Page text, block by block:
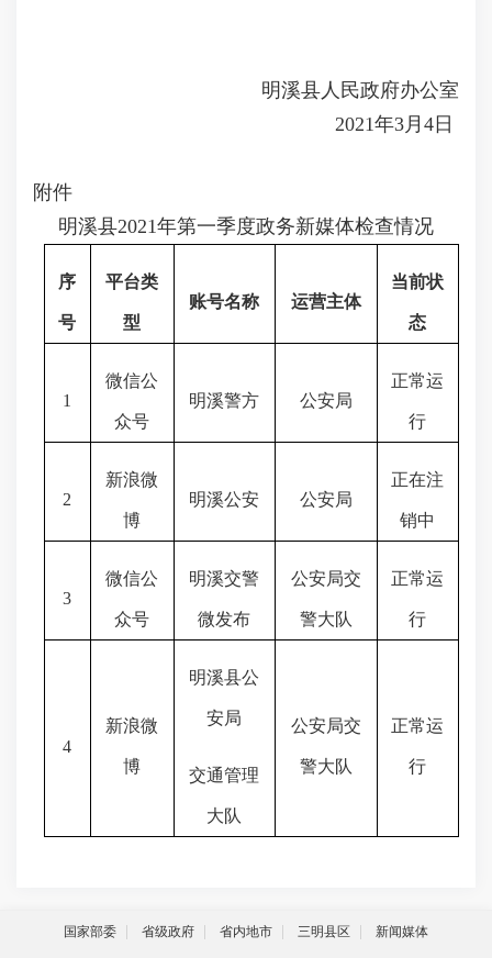
明溪县人民政府办公室
2021年3月4日
附件
明溪县2021年第一季度政务新媒体检查情况
序
号
平台类
型
账号名称 运营主体
当前状
态
1
微信公
众号
明溪警方 公安局
正常运
行
2
新浪微
博
明溪公安 公安局
正在注
销中
3
微信公
众号
明溪交警
微发布
公安局交
警大队
正常运
行
4
新浪微
博
明溪县公
安局
交通管理
大队
公安局交
警大队
正常运
行
国家部委 省级政府 省内地市 三明县区 新闻媒体